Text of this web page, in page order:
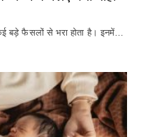
बड़े फैसलों से भरा होता है। इनमें…